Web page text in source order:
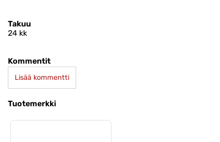
Takuu
24 kk
Kommentit
Lisää kommentti
Tuotemerkki